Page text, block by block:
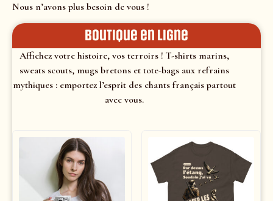
Nous n’avons plus besoin de vous !
Boutique en ligne
Affichez votre histoire, vos terroirs ! T-shirts marins,
sweats scouts, mugs bretons et tote-bags aux refrains
mythiques : emportez l’esprit des chants français partout
avec vous.